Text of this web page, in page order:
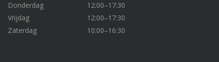
Donderdag
12:00–17:30
Vrijdag
12:00–17:30
Zaterdag
10:00–16:30